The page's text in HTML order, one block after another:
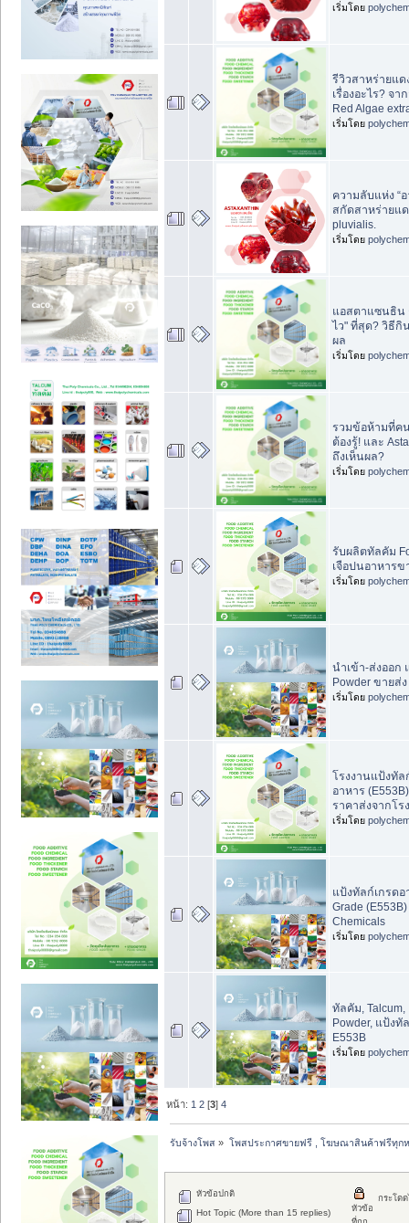
เริ่มโดย
รีวิวสาหร่ายแ
เรื่องอะไร? จา
Red Algae
เริ่มโดย
ความลับแห่ง “
สกัดสาหร่ายแด
pluvialis.
เริ่มโดย
แอสตาแซนธิน
ไว" ที่สุด? วิธีกิ
ผล
เริ่มโดย
รวมข้อห้ามที่ค
ต้องรู้! และ
ถึงเห็นผล?
เริ่มโดย
รับผลิตทัลคัม
เจือปนอาหารข
เริ่มโดย
นำเข้า-ส่งออก
Powder ขายส่ง
เริ่มโดย
โรงงานแป้งทัล
อาหาร
ราคาส่งจากโร
เริ่มโดย
แป้งทัลก์เกรด
Grade
Chemicals
เริ่มโดย
ทัลคัม, Talcum,
Powder, แป้งทั
E553B
เริ่มโดย
หน้า: 1 2 [3]4
รับจ้างโพส » โพสประกาศขายฟรี , โฆษณาสินค้าฟรีทุก
กระโด
หัวข้อปกติ
Hot Topic (More than 15 replies)
หัวข้อ